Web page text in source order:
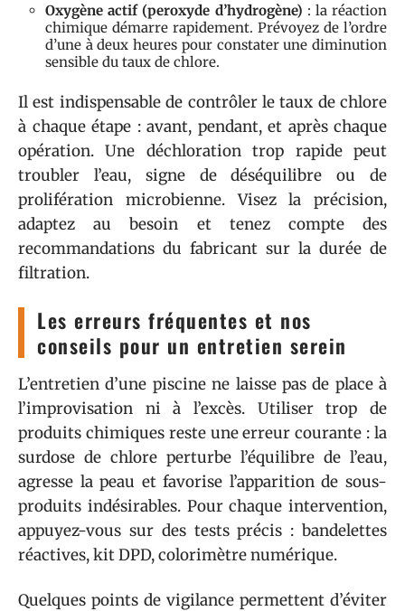
Oxygène actif (peroxyde d’hydrogène) : la réaction
chimique démarre rapidement. Prévoyez de l’ordre
d’une à deux heures pour constater une diminution
sensible du taux de chlore.
Il est indispensable de contrôler le taux de chlore
à chaque étape : avant, pendant, et après chaque
opération. Une déchloration trop rapide peut
troubler l’eau, signe de déséquilibre ou de
prolifération microbienne. Visez la précision,
adaptez au besoin et tenez compte des
recommandations du fabricant sur la durée de
filtration.
Les erreurs fréquentes et nos
conseils pour un entretien serein
L’entretien d’une piscine ne laisse pas de place à
l’improvisation ni à l’excès. Utiliser trop de
produits chimiques reste une erreur courante : la
surdose de chlore perturbe l’équilibre de l’eau,
agresse la peau et favorise l’apparition de sous-
produits indésirables. Pour chaque intervention,
appuyez-vous sur des tests précis : bandelettes
réactives, kit DPD, colorimètre numérique.
Quelques points de vigilance permettent d’éviter